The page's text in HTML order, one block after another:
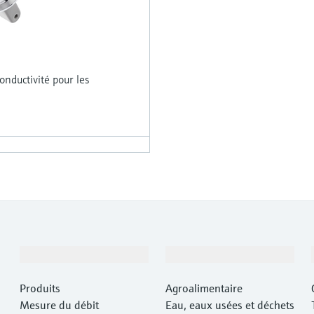
pour les
Produits
Mesure du débit
Agroalimentaire
Eau, eaux usées et déchets